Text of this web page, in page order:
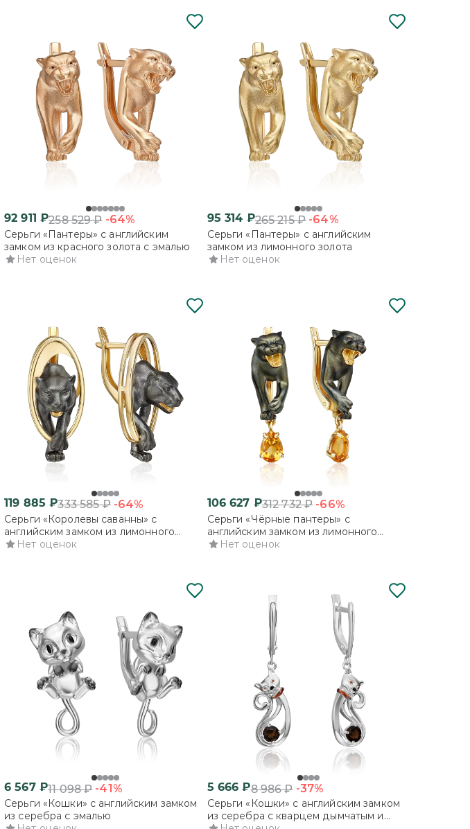
92 911 ₽258 529₽ -64%
Серьги «Пантеры» с английским
замком из красного золота с эмалью
Нет оценок
95 314 ₽265 215₽ -64%
Серьги «Пантеры» с английским
замком из лимонного золота
Нет оценок
119 885 ₽333 585₽ -64%
Серьги «Королевы саванны» с
английским замком из лимонного
золота
Нет оценок
106 627 ₽312 732₽ -66%
Серьги «Чёрные пантеры» с
английским замком из лимонного
золота с цитрином
Нет оценок
6 567₽11 098₽ -41%
Серьги «Кошки» с английским замком
из серебра с эмалью
5 666 ₽8 986₽ -37%
Серьги «Кошки» с английским замком
из серебра с кварцем дымчатым и